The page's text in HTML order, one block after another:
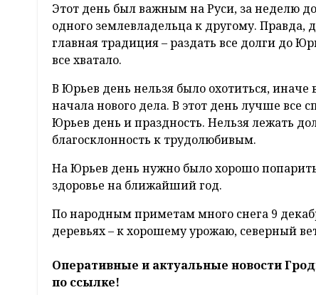
Этот день был важным на Руси, за неделю
одного землевладельца к другому. Правда,
главная традиция – раздать все долги до
все хватало.
В Юрьев день нельзя было охотиться,
начала нового дела. В этот день лучше все
Юрьев день и праздность. Нельзя лежать
благосклонность к трудолюбивым.
На Юрьев день нужно было хорошо
здоровье на ближайший год.
По народным приметам много снега 9
деревьях – к хорошему урожаю, северный
Оперативные и актуальные новости
по ссылке!